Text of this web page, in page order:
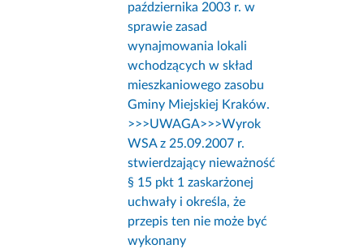
października 2003 r. w
sprawie zasad
wynajmowania lokali
wchodzących w skład
mieszkaniowego zasobu
Gminy Miejskiej Kraków.
>>>UWAGA>>>Wyrok
WSA z 25.09.2007 r.
stwierdzający nieważność
§ 15 pkt 1 zaskarżonej
uchwały i określa, że
przepis ten nie może być
wykonany